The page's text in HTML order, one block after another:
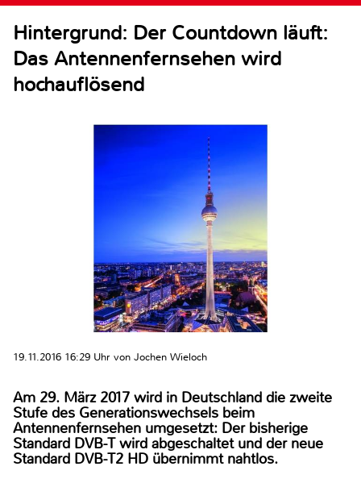
Hintergrund: Der Countdown läuft:
Das Antennenfernsehen wird
hochauflösend
19.11.2016 16:29 Uhr von Jochen Wieloch
Am 29. März 2017 wird in Deutschland die zweite
Stufe des Generationswechsels beim
Antennenfernsehen umgesetzt: Der bisherige
Standard DVB-T wird abgeschaltet und der neue
Standard DVB-T2 HD übernimmt nahtlos.